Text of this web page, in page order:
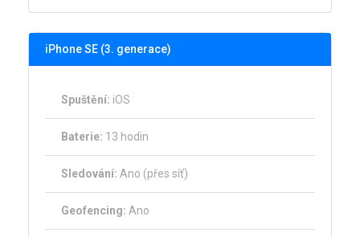
iPhone SE (3. generace)
Spuštění: iOS
Baterie: 13 hodin
Sledování: Ano (přes síť)
Geofencing: Ano